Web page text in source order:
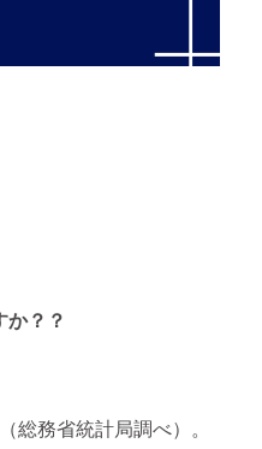
か？？
務省統計局調べ）。